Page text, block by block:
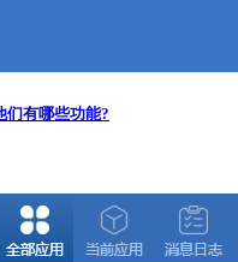
们有哪些功能?